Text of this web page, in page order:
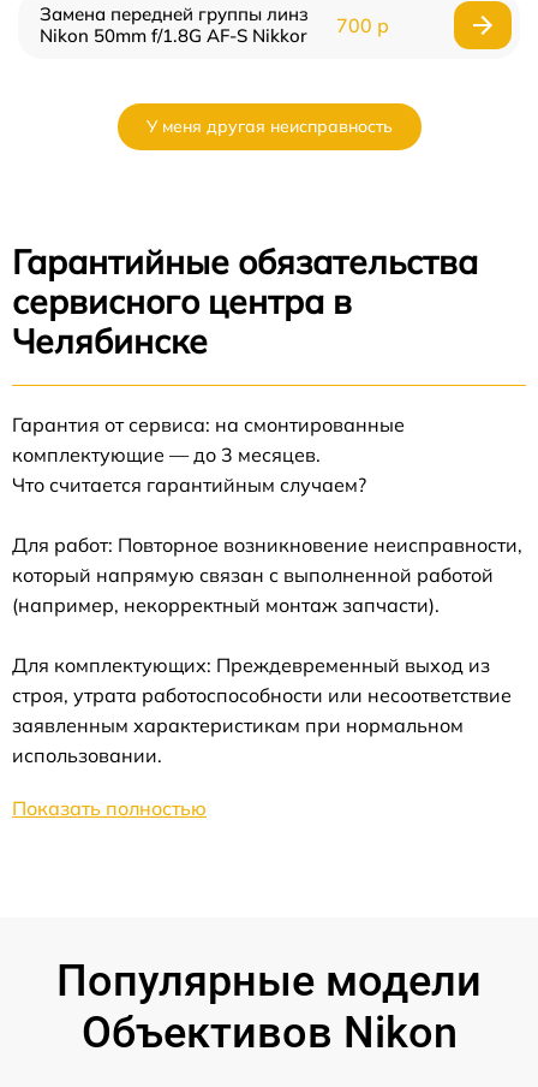
Замена передней группы линз
Nikon 50mm f/1.8G AF-S Nikkor
700 р
У меня другая неисправность
Гарантийные обязательства
сервисного центра в
Челябинске
Гарантия от сервиса: на смонтированные
комплектующие — до 3 месяцев.
Что считается гарантийным случаем?
Для работ: Повторное возникновение неисправности,
который напрямую связан с выполненной работой
(например, некорректный монтаж запчасти).
Для комплектующих: Преждевременный выход из
строя, утрата работоспособности или несоответствие
заявленным характеристикам при нормальном
использовании.
Показать полностью
Популярные модели
Объективов Nikon